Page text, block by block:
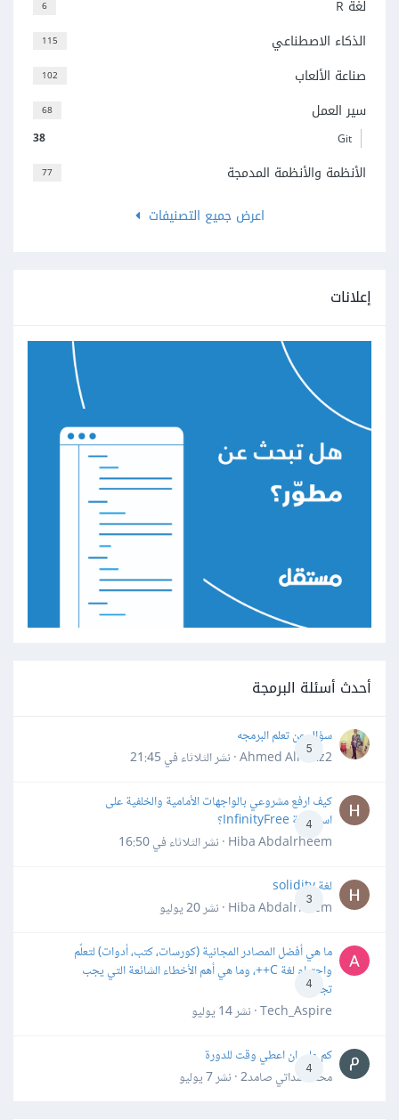
6 لغة R
115 الذكاء الاصطناعي
102 صناعة الألعاب
68 سير العمل
38 Git
77
الأنظمة والأنظمة المدمجة
اعرض جميع التصنيفات
إعلانات
أحدث أسئلة البرمجة
5
سؤال عن تعلم البرمجه
Ahmed Alhafiz2 · نشر
الثلاثاء في 21:45
4
كيف ارفع مشروعي بالواجهات الأمامية والخلفية على
استضافة InfinityFree؟
Hiba Abdalrheem · نشر
الثلاثاء في 16:50
3
لغة solidity
Hiba Abdalrheem · نشر
20 يوليو
4
ما هي أفضل المصادر المجانية (كورسات، كتب، أدوات) لتعلّم
واحترام لغة C++، وما هي أهم الأخطاء الشائعة التي يجب
تجنبها؟
Tech_Aspire · نشر
14 يوليو
4
كم علي ان اعطي وقت للدورة
محمد سداتي صامد2 · نشر
7 يوليو